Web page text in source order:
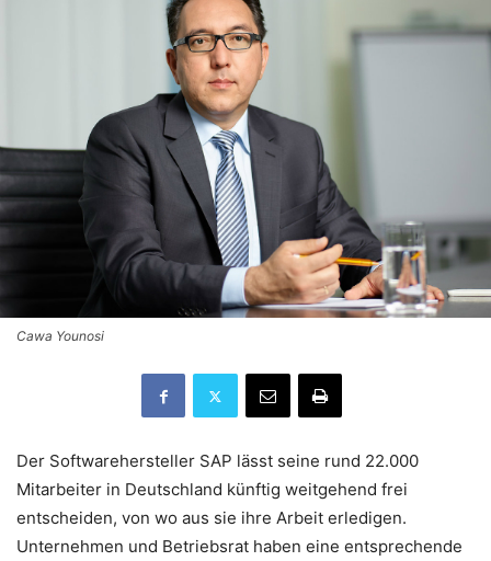
Cawa Younosi
Der Softwarehersteller SAP lässt seine rund 22.000
Mitarbeiter in Deutschland künftig weitgehend frei
entscheiden, von wo aus sie ihre Arbeit erledigen.
Unternehmen und Betriebsrat haben eine entsprechende